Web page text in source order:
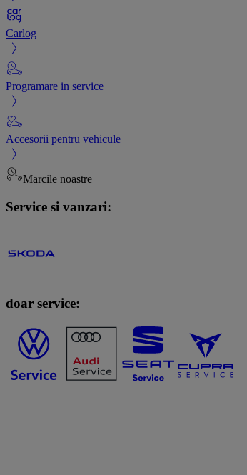
Carlog
Programare in service
Accesorii pentru vehicule
Marcile noastre
Service si vanzari:
doar service: